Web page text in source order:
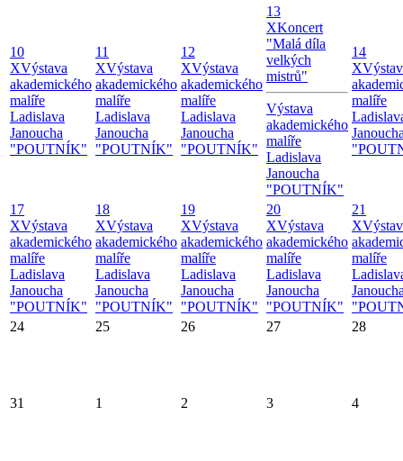
10
XVýstava
akademického
malíře
Ladislava
Janoucha
"POUTNÍK"
11
XVýstava
akademického
malíře
Ladislava
Janoucha
"POUTNÍK"
12
XVýstava
akademického
malíře
Ladislava
Janoucha
"POUTNÍK"
13
XKoncert
"Malá díla
velkých
mistrů"
Výstava
akademického
malíře
Ladislava
Janoucha
"POUTNÍK"
14
X
malíře
17
XVýstava
akademického
malíře
Ladislava
Janoucha
"POUTNÍK"
18
XVýstava
akademického
malíře
Ladislava
Janoucha
"POUTNÍK"
19
XVýstava
akademického
malíře
Ladislava
Janoucha
"POUTNÍK"
20
XVýstava
akademického
malíře
Ladislava
Janoucha
"POUTNÍK"
21
X
malíře
24
25 26 27 28
31 1 2 3 4